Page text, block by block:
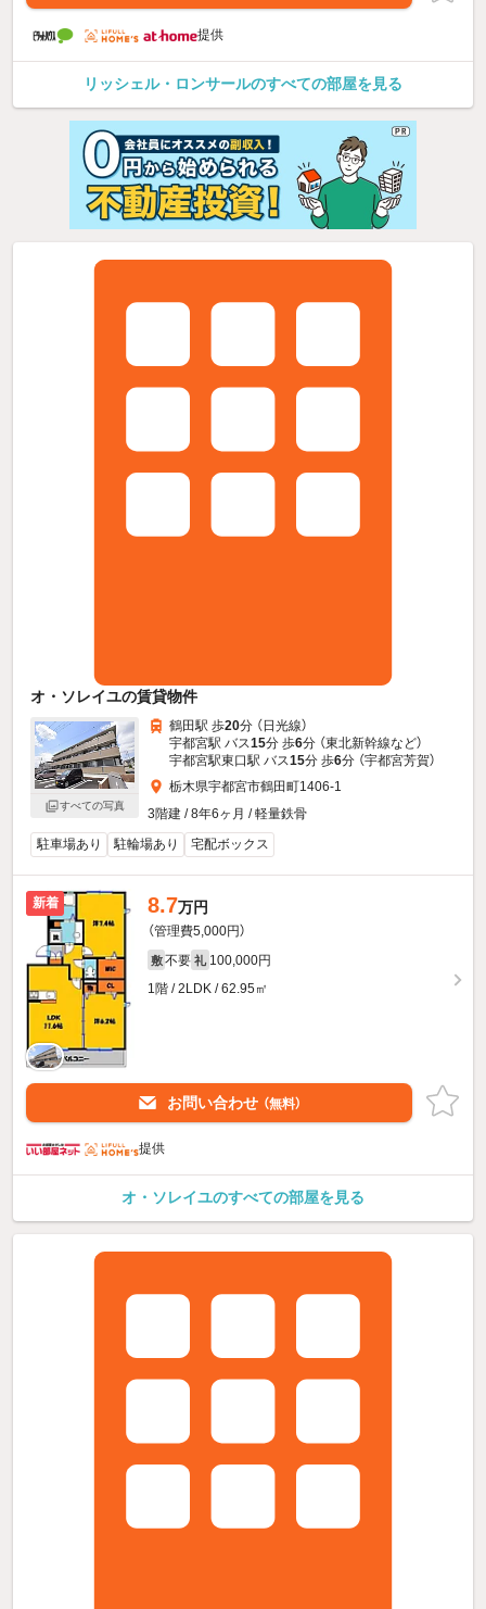
提供
リッシェル・ロンサールのすべての部屋を見る
オ・ソレイユの賃貸物件
すべての写真
鶴田駅 歩20分 （日光線）
宇都宮駅 バス15分 歩6分 （東北新幹線など）
宇都宮駅東口駅 バス15分 歩6分 （宇都宮芳賀）
栃木県宇都宮市鶴田町1406-1
3階建 / 8年6ヶ月 / 軽量鉄骨
駐車場あり
駐輪場あり 宅配ボックス
新着 8.7万円
（管理費5,000円）
敷 不要 礼 100,000円
1階 / 2LDK / 62.95㎡
お問い合わせ （無料）
提供
オ・ソレイユのすべての部屋を見る